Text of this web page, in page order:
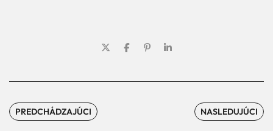
PREDCHÁDZAJÚCI NASLEDUJÚCI